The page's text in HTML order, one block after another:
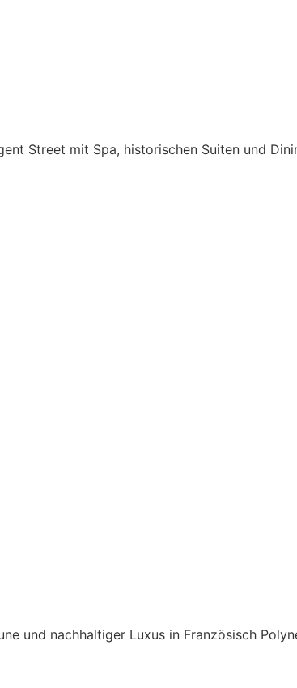
Street mit Spa, historischen Suiten und
und nachhaltiger Luxus in Französisch